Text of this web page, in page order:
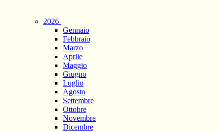
2026
Gennaio
Febbraio
Marzo
Aprile
Maggio
Giugno
Luglio
Agosto
Settembre
Ottobre
Novembre
Dicembre